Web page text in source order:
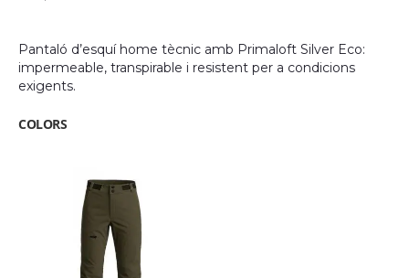
Pantaló d’esquí home tècnic amb Primaloft Silver Eco:
impermeable, transpirable i resistent per a condicions
exigents.
COLORS